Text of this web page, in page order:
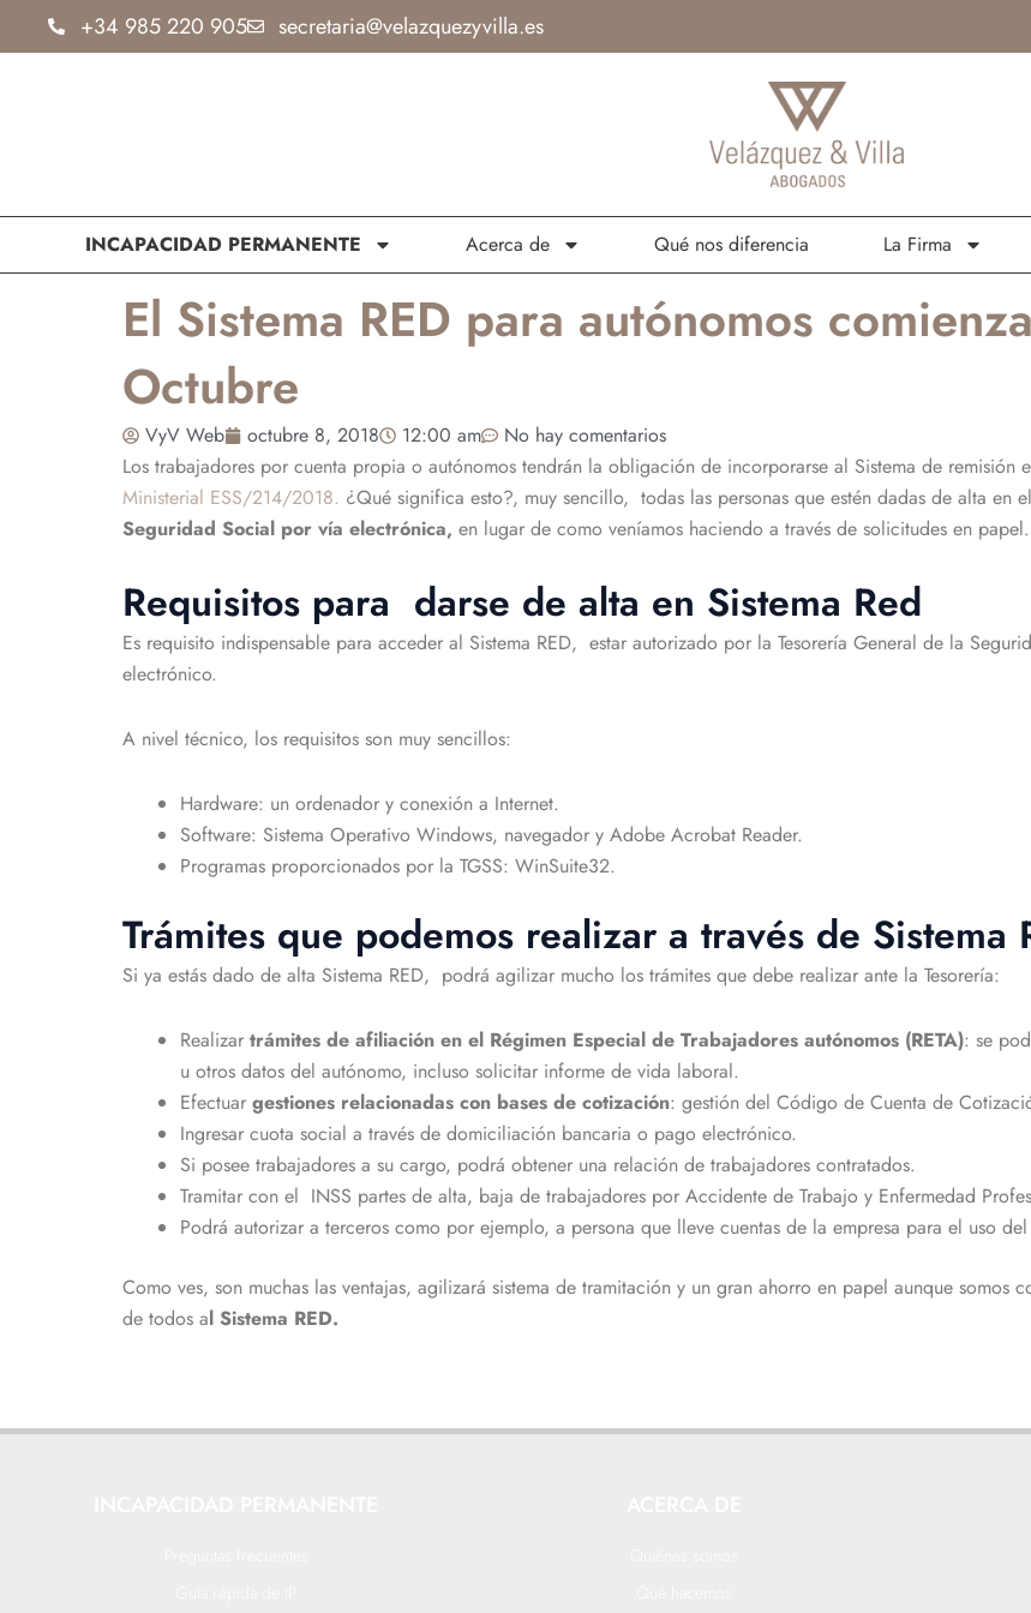
+34 985 220 905 secretaria@velazquezyvilla.es
INCAPACIDAD PERMANENTE Acerca de Qué nos diferencia La Firma
El Sistema RED para autónomos
Octubre
VyV Web octubre 8, 2018 12:00 am
No hay comentarios
Los trabajadores por cuenta propia o autónomos tendrán la obligación de incorporarse al Sistema de remisión
Ministerial ESS/214/2018. ¿Qué significa esto?, muy sencillo, todas las personas que estén dadas de alta en
Seguridad Social por vía electrónica, en lugar de como veníamos haciendo a través de solicitudes en papel.
Requisitos para darse de alta en Sistema Red
Es requisito indispensable para acceder al Sistema RED, estar autorizado por la Tesorería General de la
electrónico.
A nivel técnico, los requisitos son muy sencillos:
Hardware: un ordenador y conexión a Internet.
Software: Sistema Operativo Windows, navegador y Adobe Acrobat Reader.
Programas proporcionados por la TGSS: WinSuite32.
Trámites que podemos realizar a través de Sistema
Si ya estás dado de alta Sistema RED, podrá agilizar mucho los trámites que debe realizar ante la Tesorería:
Realizar trámites de afiliación en el Régimen Especial de Trabajadores autónomos (RETA): se
u otros datos del autónomo, incluso solicitar informe de vida laboral.
Efectuar gestiones relacionadas con bases de cotización: gestión del Código de Cuenta de
Ingresar cuota social a través de domiciliación bancaria o pago electrónico.
Si posee trabajadores a su cargo, podrá obtener una relación de trabajadores contratados.
Tramitar con el INSS partes de alta, baja de trabajadores por Accidente de Trabajo y Enfermedad
Podrá autorizar a terceros como por ejemplo, a persona que lleve cuentas de la empresa para el uso del
Como ves, son muchas las ventajas, agilizará sistema de tramitación y un gran ahorro en papel aunque
de todos al Sistema RED.